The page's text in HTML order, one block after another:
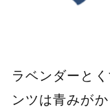
ラベンダーと
ンツは青みが